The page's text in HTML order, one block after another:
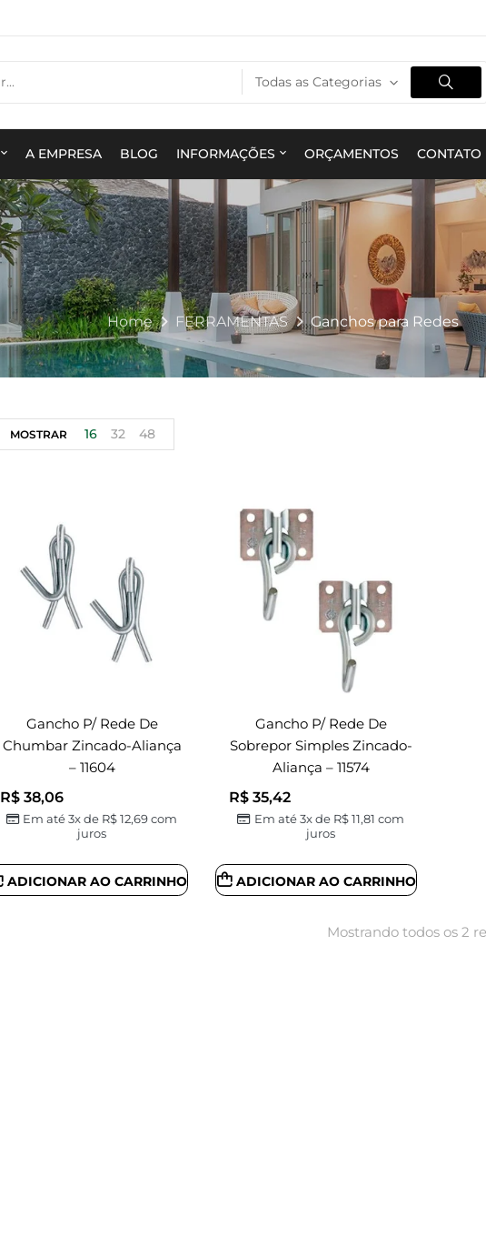
Todas as Categorias
A EMPRESA BLOG INFORMAÇÕES ORÇAMENTOS CONTATO
Home FERRAMENTAS Ganchos para Redes
MOSTRAR 16 32 48
Gancho P/ Rede De
Chumbar Zincado-Aliança
– 11604
R$ 38,06
Em até 3x de R$12,69com
juros
ADICIONAR AO CARRINHO
Gancho P/ Rede De
Sobrepor Simples Zincado-
Aliança – 11574
R$ 35,42
Em até 3x de R$11,81 com
juros
ADICIONAR AO CARRINHO
Mostrando todos os 2